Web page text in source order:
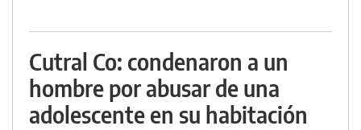
Cutral Co: condenaron a un
hombre por abusar de una
adolescente en su habitación